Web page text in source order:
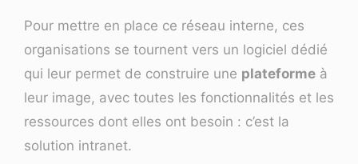
Pour mettre en place ce réseau interne, ces
organisations se tournent vers un logiciel dédié
qui leur permet de construire une plateforme à
leur image, avec toutes les fonctionnalités et les
ressources dont elles ont besoin : c’est la
solution intranet.